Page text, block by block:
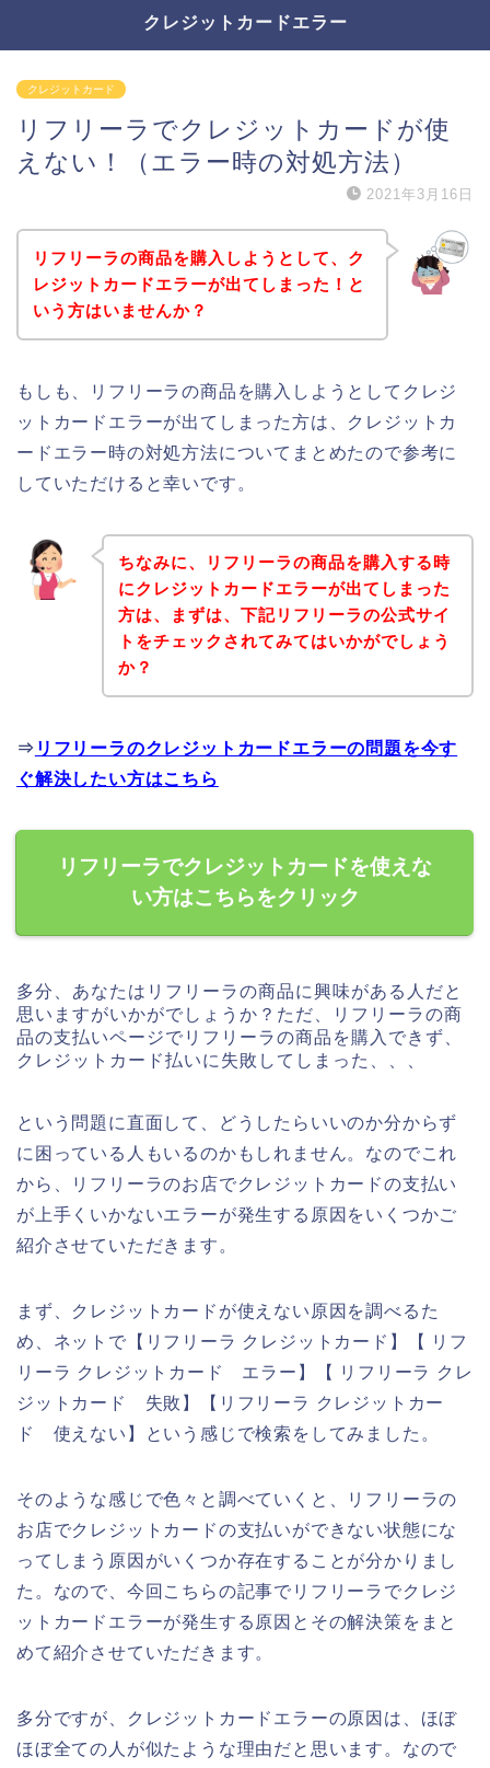
クレジットカードエラー
クレジットカード
リフリーラでクレジットカードが使
えない！（エラー時の対処方法）
2021年3月16日
リフリーラの商品を購入しようとして、ク
レジットカードエラーが出てしまった！と
いう方はいませんか？
もしも、リフリーラの商品を購入しようとしてクレジ
ットカードエラーが出てしまった方は、クレジットカ
ードエラー時の対処方法についてまとめたので参考に
していただけると幸いです。
ちなみに、リフリーラの商品を購入する時
にクレジットカードエラーが出てしまった
方は、まずは、下記リフリーラの公式サイ
トをチェックされてみてはいかがでしょう
か？
⇒ リフリーラのクレジットカードエラーの問題を今す
ぐ解決したい方はこちら
リフリーラでクレジットカードを使えな
い方はこちらをクリック
多分、あなたはリフリーラの商品に興味がある人だと
思いますがいかがでしょうか？ただ、リフリーラの商
品の支払いページでリフリーラの商品を購入できず、
クレジットカード払いに失敗してしまった、、、
という問題に直面して、どうしたらいいのか分からず
に困っている人もいるのかもしれません。なのでこれ
から、リフリーラのお店でクレジットカードの支払い
が上手くいかないエラーが発生する原因をいくつかご
紹介させていただきます。
まず、クレジットカードが使えない原因を調べるた
め、ネットで【リフリーラ クレジットカード】【 リフ
リーラ クレジットカード エラー】【 リフリーラ クレ
ジットカード 失敗】【リフリーラ クレジットカー
ド 使えない】という感じで検索をしてみました。
そのような感じで色々と調べていくと、リフリーラの
お店でクレジットカードの支払いができない状態にな
ってしまう原因がいくつか存在することが分かりまし
た。なので、今回こちらの記事でリフリーラでクレジ
ットカードエラーが発生する原因とその解決策をまと
めて紹介させていただきます。
多分ですが、クレジットカードエラーの原因は、ほぼ
ほぼ全ての人が似たような理由だと思います。なので